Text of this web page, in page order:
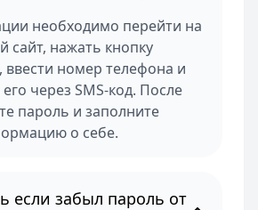
необходимо перейти на
сайт, нажать кнопку
ввести номер телефона и
через SMS-код. После
пароль и заполните
о себе.
если забыл пароль от